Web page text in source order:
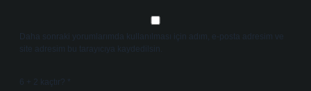
Daha sonraki yorumlarımda kullanılması için adım, e-posta adresim ve
site adresim bu tarayıcıya kaydedilsin.
6 + 2 kaçtır?